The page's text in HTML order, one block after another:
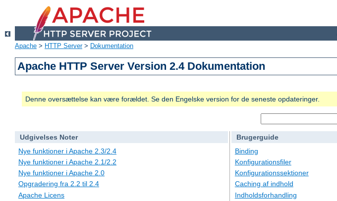
Apache > HTTP Server> Dokumentation
Apache HTTP Server Version 2.4 Dokumentation
Denne oversættelse kan være forældet. Se den Engelske version for de seneste opdateringer.
Udgivelses Noter
Nye funktioner i Apache 2.3/2.4
Nye funktioner i Apache 2.1/2.2
Nye funktioner i Apache 2.0
Opgradering fra 2.2 til 2.4
Apache Licens
Brugerguide
Binding
Konfigurationsfiler
Konfigurationssektioner
Caching af indhold
Indholdsforhandling